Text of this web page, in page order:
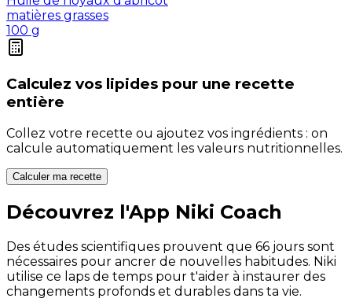
matières grasses
100 g
Calculez vos lipides pour une recette
entière
Collez votre recette ou ajoutez vos ingrédients : on
calcule automatiquement les valeurs nutritionnelles.
Calculer ma recette
Découvrez l'App Niki Coach
Des études scientifiques prouvent que 66 jours sont
nécessaires pour ancrer de nouvelles habitudes. Niki
utilise ce laps de temps pour t'aider à instaurer des
changements profonds et durables dans ta vie.